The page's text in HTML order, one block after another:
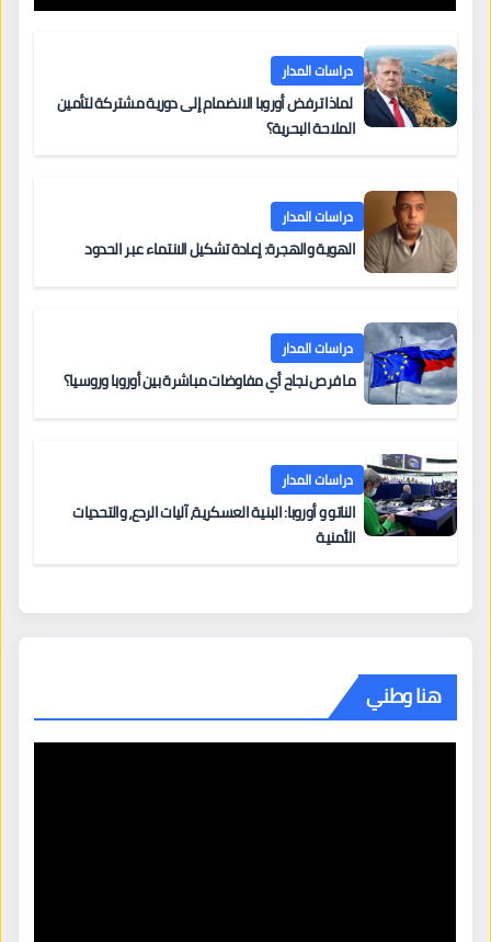
دراسات المدار
لماذا ترفض أوروبا الانضمام إلى دورية مشتركة لتأمين
الملاحة البحرية؟
دراسات المدار
الهوية والهجرة: إعادة تشكيل الانتماء عبر الحدود
دراسات المدار
ما فرص نجاح أي مفاوضات مباشرة بين أوروبا وروسيا؟
دراسات المدار
الناتو و أوروبا: البنية العسكرية، آليات الردع، والتحديات
الأمنية
هنا وطني